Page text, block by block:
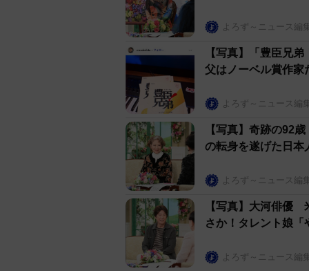
よろず～ニュース編
【写真】「豊臣兄
父はノーベル賞作家
よろず～ニュース編
【写真】奇跡の92
の転身を遂げた日本
よろず～ニュース編
【写真】大河俳優
さか！タレント娘
よろず～ニュース編